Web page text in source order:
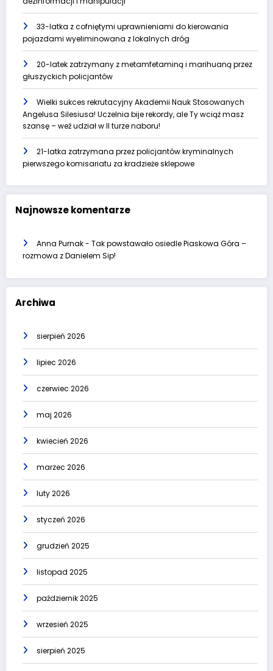
33-latka z cofniętymi uprawnieniami do kierowania
pojazdami wyeliminowana z lokalnych dróg
20-latek zatrzymany z metamfetaminą i marihuaną przez
głuszyckich policjantów
Wielki sukces rekrutacyjny Akademii Nauk Stosowanych
Angelusa Silesiusa! Uczelnia bije rekordy, ale Ty wciąż masz
szansę – weź udział w II turze naboru!
21-latka zatrzymana przez policjantów kryminalnych
pierwszego komisariatu za kradzieże sklepowe
Najnowsze komentarze
Anna Purnak- Tak powstawało osiedle Piaskowa Góra –
rozmowa z Danielem Sip!
Archiwa
sierpień 2026
lipiec 2026
czerwiec 2026
maj 2026
kwiecień 2026
marzec 2026
luty 2026
styczeń 2026
grudzień 2025
listopad 2025
październik 2025
wrzesień 2025
sierpień 2025